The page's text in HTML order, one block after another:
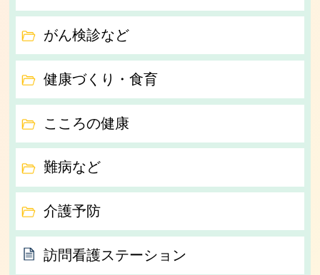
がん検診など
健康づくり・食育
こころの健康
難病など
介護予防
訪問看護ステーション